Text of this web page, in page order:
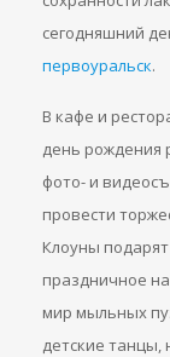
сегодняшний
первоуральск.
В кафе и
день рождения
фото- и
провести
Клоуны
праздничное
мир мыльных
детские танцы,